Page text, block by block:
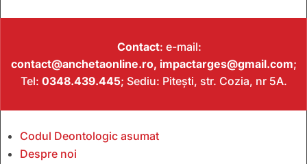
Contact: e-mail:
contact@anchetaonline.ro, impactarges@gmail.com;
Tel: 0348.439.445; Sediu: Pitești, str. Cozia, nr 5A.
Codul Deontologic asumat
Despre noi